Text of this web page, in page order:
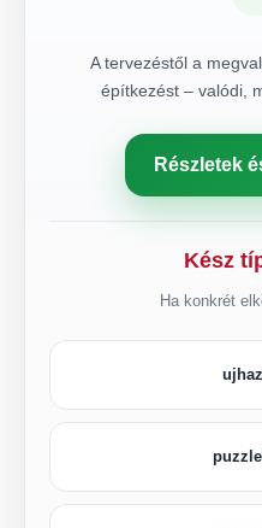
A tervezéstől a
építkezést – valódi,
Részletek
Kész
Ha konkrét